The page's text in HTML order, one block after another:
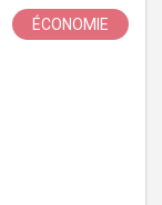
ÉCONOMIE